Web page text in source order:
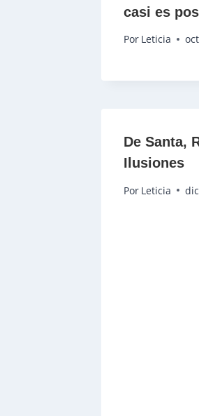
casi es
Por Leticia
De Santa,
Ilusiones
Por Leticia